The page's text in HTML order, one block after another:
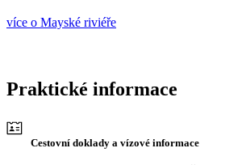
více o Mayské riviéře
Praktické informace
Cestovní doklady a vízové informace